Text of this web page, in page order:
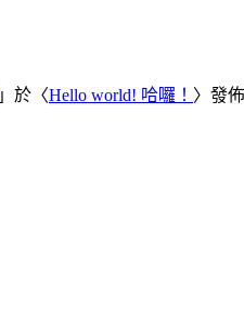
」於〈Hello world! 哈囉！ 〉發